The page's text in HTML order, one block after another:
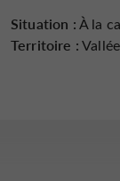
Situation :À la
Territoire :